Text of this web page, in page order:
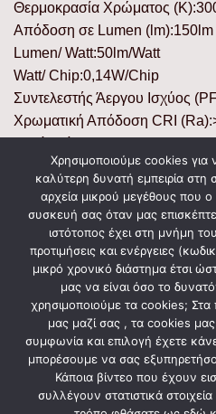
Θερμοκρασία Χρώματος
Απόδοση σε Lumen (lm):150lm
Lumen/ Watt:50lm/Watt
Watt/ Chip:0,14W/Chip
Συντελεστής Άεργου Ισχύος
Χρωματική Απόδοση CRI
Κύκλοι Μεταγωγής (ON/
Υλικό Προϊόντος:Πλαστικό &
Χρώμα Προϊόντος:Γκρι/ Grey
Μήκος:160mm
Πλάτος:33mm
ΣΧΕΤΙΚΆ ΠΡΟΪΌΝΤΑ
Χρησιμοποιούμε cookies
καλύτερη δυνατή εμπειρία στη
αρχεία μικρού μεγέθους που ο
συσκευή σας όταν μας
ιστότοπος έχει στη μνήμη
προτιμήσεις και ενέργειες
μικρό χρονικό διάστημα έτσι
μας να είναι όσο το
χρησιμοποιούμε τα cookies; Στα
μας μαζί σας , τα cookies
συμφωνία και επιλογή έχετε
μπορέσουμε να σας
Κάποια βίντεο που έχουν
συλλέγουν στατιστικά